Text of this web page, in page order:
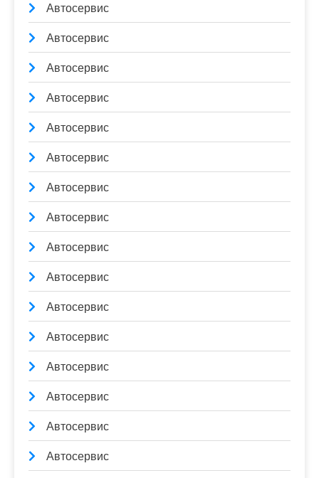
Автосервис
Автосервис
Автосервис
Автосервис
Автосервис
Автосервис
Автосервис
Автосервис
Автосервис
Автосервис
Автосервис
Автосервис
Автосервис
Автосервис
Автосервис
Автосервис